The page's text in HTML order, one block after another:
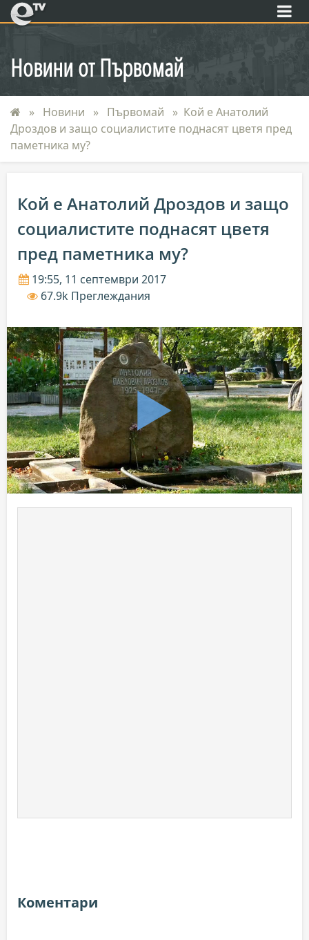
eTV
Новини от Първомай
Новини Първомай
Кой е Анатолий
Дроздов и защо социалистите поднасят цветя пред
паметника му?
Кой е Анатолий Дроздов и защо
социалистите поднасят цветя
пред паметника му?
19:55, 11 септември 2017
67.9k Преглеждания
Коментари